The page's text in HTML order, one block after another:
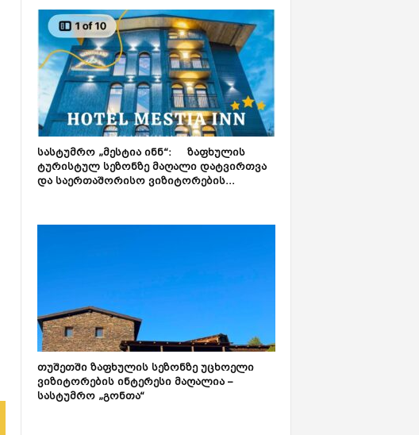
სასტუმრო „მესტია ინნ“: ზაფხულის
ტურისტულ სეზონზე მაღალი დატვირთვა
და საერთაშორისო ვიზიტორების...
თუშეთში ზაფხულის სეზონზე უცხოელი
ვიზიტორების ინტერესი მაღალია –
სასტუმრო „გონთა“